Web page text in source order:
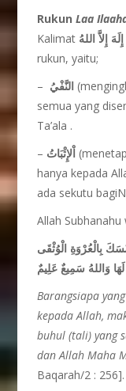
RukunLaa
Kalimat إِلَهَ إِلاَّ اللهُ
rukun, yaitu;
– النَّفْيُ
semua yang
Ta’ala .
– اْلإِثْبَاتُ
hanya kepada
ada sekutu
Allah Subhanahu
بِالْعُرْوَةِ الْوُثْقَى
وَاللهُ سَمِيعٌ عَلِيمٌ
Barangsiapa
kepada Allah,
buhul (tali) yang
dan Allah Maha
Baqarah/2 : 256].